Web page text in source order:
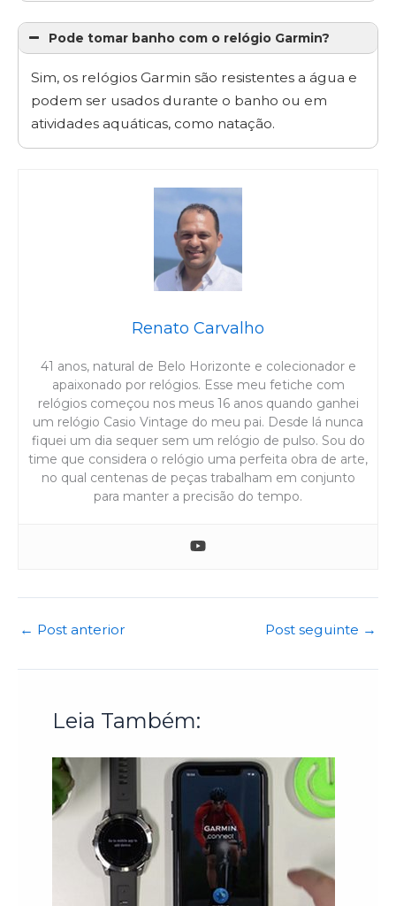
Pode tomar banho com o relógio Garmin?
Sim, os relógios Garmin são resistentes a água e
podem ser usados durante o banho ou em
atividades aquáticas, como natação.
Renato Carvalho
41 anos, natural de Belo Horizonte e colecionador e
apaixonado por relógios. Esse meu fetiche com
relógios começou nos meus 16 anos quando ganhei
um relógio Casio Vintage do meu pai. Desde lá nunca
fiquei um dia sequer sem um relógio de pulso. Sou do
time que considera o relógio uma perfeita obra de arte,
no qual centenas de peças trabalham em conjunto
para manter a precisão do tempo.
← Post anterior Post seguinte →
Leia Também: